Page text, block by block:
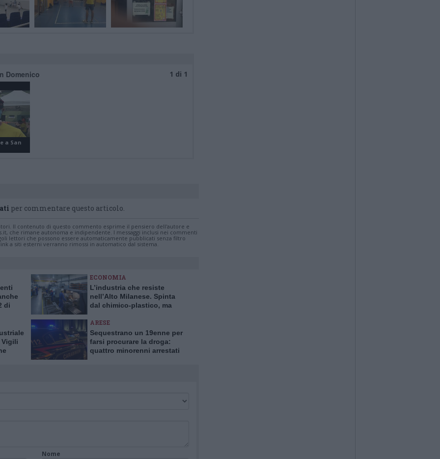
Domenico 1 di 1
a San
per commentare questo articolo.
Il contenuto di questo commento esprime il pensiero dell'autore e
che rimane autonoma e indipendente. I messaggi inclusi nei commenti
lettori che possono essere automaticamente pubblicati senza filtro
a siti esterni verranno rimossi in automatico dal sistema.
di
ECONOMIA
L’industria che resiste
nell’Alto Milanese. Spinta
dal chimico-plastico, ma
Vigili
ARESE
Sequestrano un 19enne per
farsi procurare la droga:
quattro minorenni arrestati
Nome